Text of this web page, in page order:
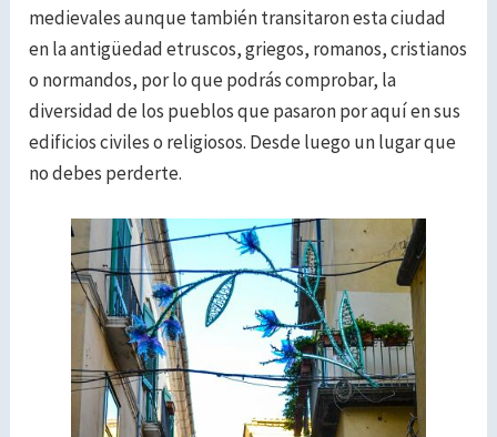
medievales aunque también transitaron esta ciudad
en la antigüedad etruscos, griegos, romanos, cristianos
o normandos, por lo que podrás comprobar, la
diversidad de los pueblos que pasaron por aquí en sus
edificios civiles o religiosos. Desde luego un lugar que
no debes perderte.